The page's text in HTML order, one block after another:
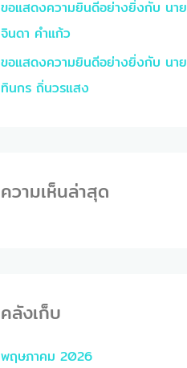
ขอแสดงความยินดีอย่างยิ่งกับ นาย
จินดา คำแก้ว
ขอแสดงความยินดีอย่างยิ่งกับ นาย
ทินกร ถิ่นวรแสง
ความเห็นล่าสุด
คลังเก็บ
พฤษภาคม 2026